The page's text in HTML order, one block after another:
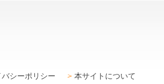
バシーポリシー 本サイトについて